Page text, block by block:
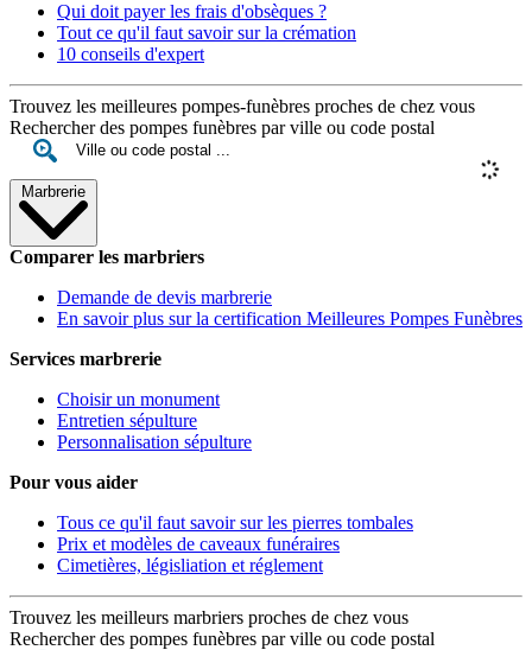
Qui doit payer les frais d'obsèques ?
Tout ce qu'il faut savoir sur la crémation
10 conseils d'expert
Trouvez les meilleures pompes-funèbres proches de chez vous
Rechercher des pompes funèbres par ville ou code postal
Marbrerie
Comparer les marbriers
Demande de devis marbrerie
En savoir plus sur la certification Meilleures Pompes Funèbres
Services marbrerie
Choisir un monument
Entretien sépulture
Personnalisation sépulture
Pour vous aider
Tous ce qu'il faut savoir sur les pierres tombales
Prix et modèles de caveaux funéraires
Cimetières, législiation et réglement
Trouvez les meilleurs marbriers proches de chez vous
Rechercher des pompes funèbres par ville ou code postal